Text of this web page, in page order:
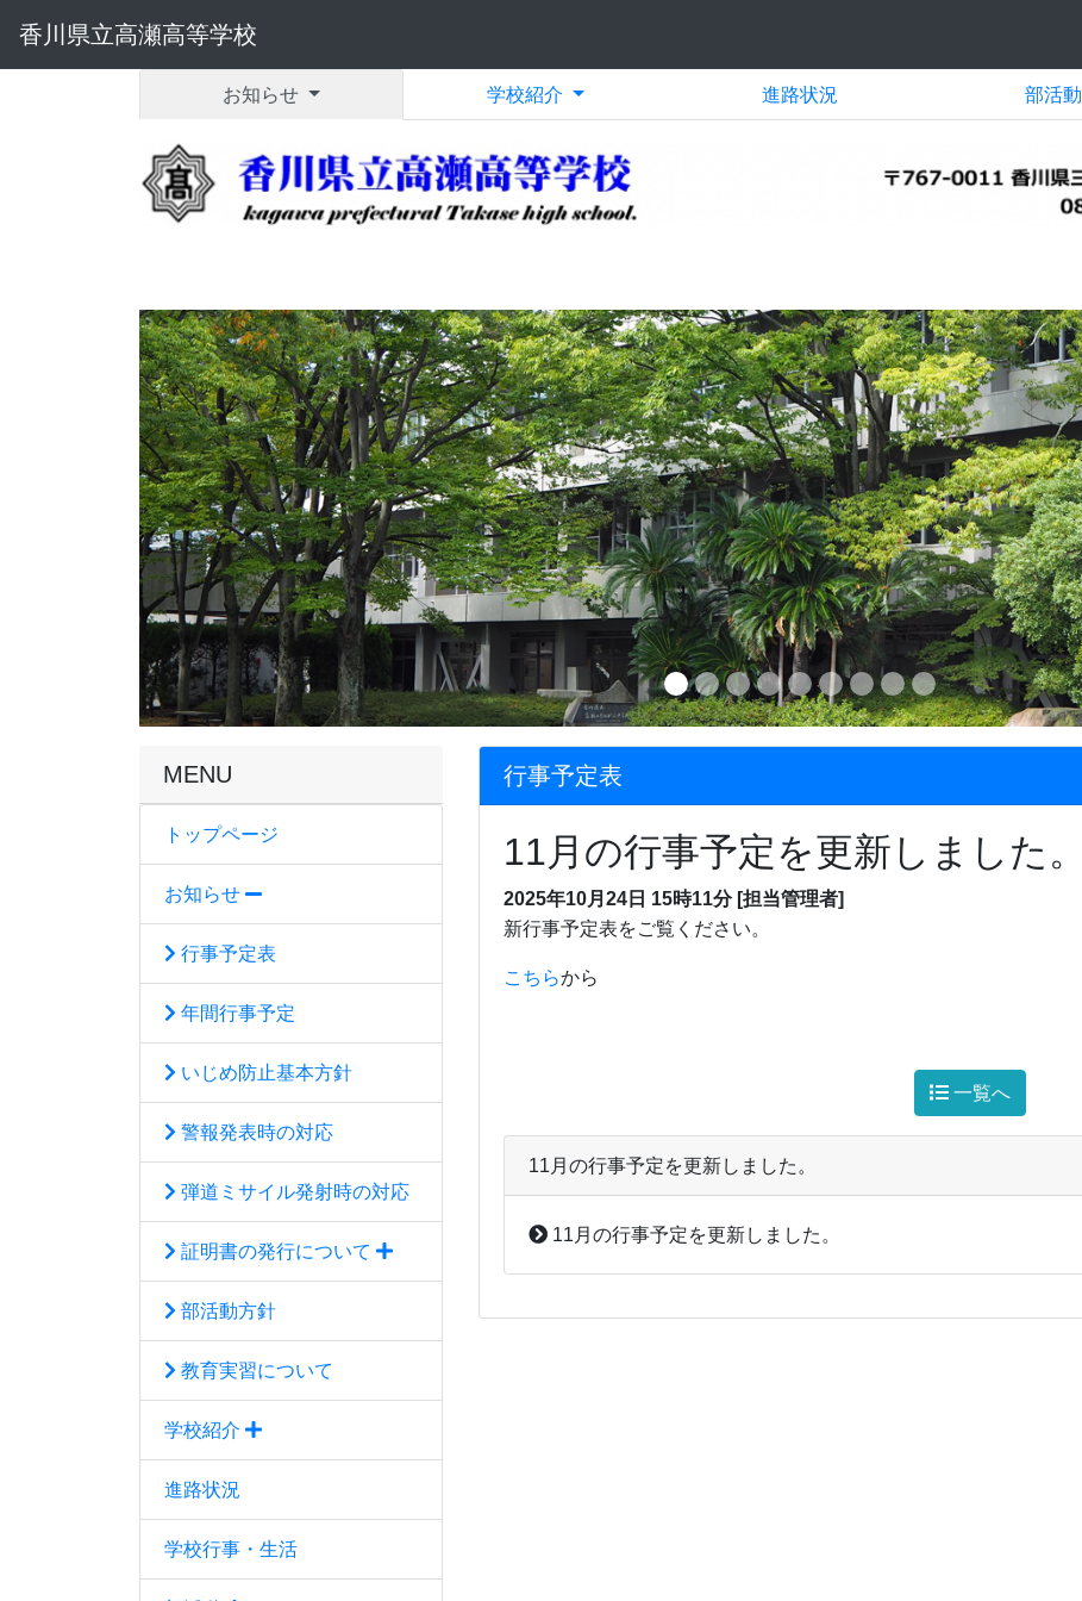
香川県立高瀬高等学校
お知らせ 学校紹介 進路状況 部活動
MENU
トップページ
お知らせ
行事予定表
年間行事予定
いじめ防止基本方針
警報発表時の対応
弾道ミサイル発射時の対応
証明書の発行について
部活動方針
教育実習について
学校紹介
進路状況
学校行事・生活
行事予定表
11月の行事予定を更新しました。
2025年10月24日 15時11分 [担当管理者]
新行事予定表をご覧ください。
こちらから
一覧へ
11月の行事予定を更新しました。
11月の行事予定を更新しました。